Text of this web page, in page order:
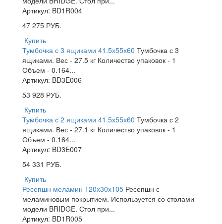
Артикул: BD1R004
47 275 РУБ.
Купить
Тумбочка с 3 ящиками 41.5х55х60 Тумбочка с 3
ящиками. Вес - 27.5 кг Количество упаковок - 1
Объем - 0.164...
Артикул: BD3E006
53 928 РУБ.
Купить
Тумбочка с 2 ящиками 41.5х55х60 Тумбочка с 2
ящиками. Вес - 27.1 кг Количество упаковок - 1
Объем - 0.164...
Артикул: BD3E007
54 331 РУБ.
Купить
Ресепшн меламин 120х30х105 Ресепшн с
меламиновым покрытием. Используется со столами
модели BRIDGE. Стол при...
Артикул: BD1R005